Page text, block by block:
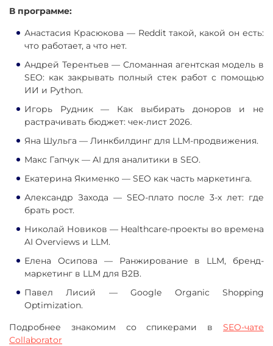
В программе:
Анастасия Красюкова — Reddit такой, какой он есть:
что работает, а что нет.
Андрей Терентьев — Сломанная агентская модель в
SEO: как закрывать полный стек работ с помощью
ИИ и Python.
Игорь Рудник — Как выбирать доноров и не
растрачивать бюджет: чек-лист 2026.
Яна Шульга — Линкбилдинг для LLM-продвижения.
Макс Гапчук — AI для аналитики в SEO.
Екатерина Якименко — SEO как часть маркетинга.
Александр Захода — SEO-плато после 3-х лет: где
брать рост.
Николай Новиков — Healthcare-проекты во времена
AI Overviews и LLM.
Елена Осипова — Ранжирование в LLM, бренд-
маркетинг в LLM для B2B.
Павел Лисий — Google Organic Shopping
Optimization.
Подробнее знакомим со спикерами в SEO-чате
Сollaborator